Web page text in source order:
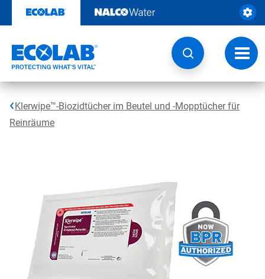
Inhalt
Klerwipe™-Biozidtücher im Beutel und -Mopptücher für
Reinräume